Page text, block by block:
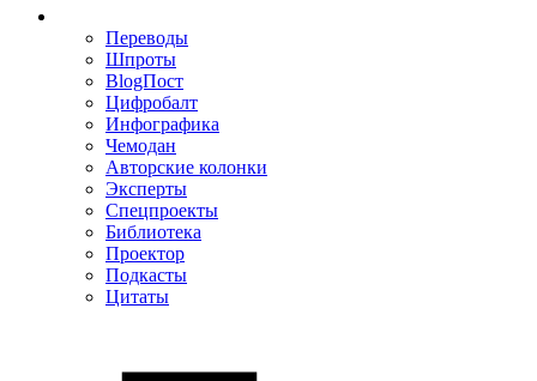
Переводы
Шпроты
BlogПост
Цифробалт
Инфографика
Чемодан
Авторские колонки
Эксперты
Спецпроекты
Библиотека
Проектор
Подкасты
Цитаты